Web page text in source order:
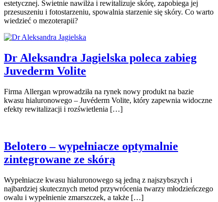
estetycznej. Świetnie nawilża i rewitalizuje skórę, zapobiega jej
przesuszeniu i fotostarzeniu, spowalnia starzenie się skóry. Co warto
wiedzieć o mezoterapii?
Dr Aleksandra Jagielska poleca zabieg
Juvederm Volite
Firma Allergan wprowadziła na rynek nowy produkt na bazie
kwasu hialuronowego – Juvéderm Volite, który zapewnia widoczne
efekty rewitalizacji i rozświetlenia […]
Belotero – wypełniacze optymalnie
zintegrowane ze skórą
Wypełniacze kwasu hialuronowego są jedną z najszybszych i
najbardziej skutecznych metod przywrócenia twarzy młodzieńczego
owalu i wypełnienie zmarszczek, a także […]